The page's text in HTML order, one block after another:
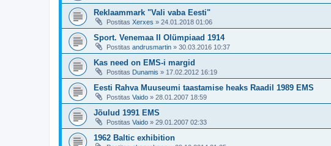
Reklaammark "Vali vaba Eesti"
Postitas Xerxes » 24.01.2018 01:06
Sport. Venemaa II Olümpiaad 1914
Postitas andrusmartin » 30.03.2016 10:37
Kas need on EMS-i margid
Postitas Dunamis » 17.02.2012 16:19
Eesti Rahva Muuseumi taastamise heaks Raadil 1989 EMS
Postitas Vaido » 28.01.2007 18:59
Jõulud 1991 EMS
Postitas Vaido » 29.01.2007 02:33
1962 Baltic exhibition